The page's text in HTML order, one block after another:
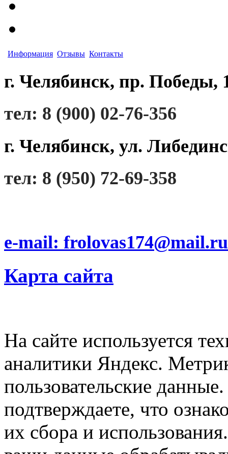
Информация Отзывы Контакты
г. Челябинск, пр. Победы,
тел: 8 (900) 02-76-356
г. Челябинск, ул.
тел: 8 (950) 72-69-358
e-mail: frolovas174@mail.ru
Карта сайта
На сайте используется
аналитики Яндекс.
пользовательские
подтверждаете, что
их сбора и